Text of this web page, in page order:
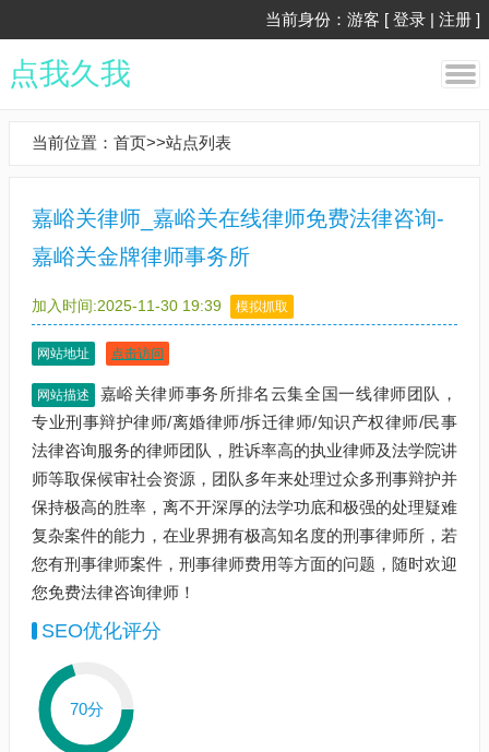
当前身份：游客 [ 登录 | 注册 ]
点我久我
当前位置： 首页>>站点列表
嘉峪关律师_嘉峪关在线律师免费法律咨询-
嘉峪关金牌律师事务所
加入时间:2025-11-30 19:39 模拟抓取
网站地址 点击访问
网站描述
嘉峪关律师事务所排名云集全国一线律师团队，
专业刑事辩护律师/离婚律师/拆迁律师/知识产权律师/民事
法律咨询服务的律师团队，胜诉率高的执业律师及法学院讲
师等取保候审社会资源，团队多年来处理过众多刑事辩护并
保持极高的胜率，离不开深厚的法学功底和极强的处理疑难
复杂案件的能力，在业界拥有极高知名度的刑事律师所，若
您有刑事律师案件，刑事律师费用等方面的问题，随时欢迎
您免费法律咨询律师！
SEO优化评分
70分